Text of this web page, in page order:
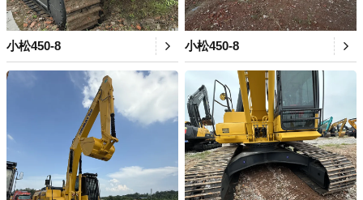
小松450-8 小松450-8